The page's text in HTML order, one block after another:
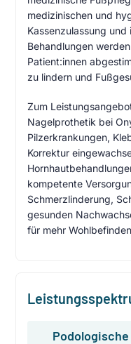
medizinischen und
Kassenzulassung
Behandlungen
Patient:innen
zu lindern und
Zum
Nagelprothetik bei
Pilzerkrankungen,
Korrektur
kompetente
Schmerzlinderung,
gesunden
für mehr